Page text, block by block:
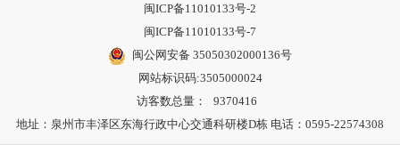
闽ICP备11010133号-2
闽ICP备11010133号-7
闽公网安备 35050302000136号
网站标识码:3505000024
访客数总量：
9370416
地址：泉州市丰泽区东海行政中心交通科研楼D栋 电话：0595-22574308